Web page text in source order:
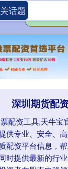
深圳期货配
配资工具,天牛宝
供专业、安全、
配资平台信息，
时提供最新的行
话题